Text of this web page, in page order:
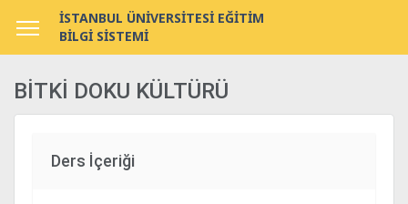
İSTANBUL ÜNİVERSİTESİ EĞİTİM
BİLGİ SİSTEMİ
BİTKİ DOKU KÜLTÜRÜ
Ders İçeriği